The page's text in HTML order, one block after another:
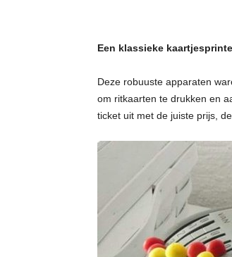
Een klassieke
Deze robuuste apparaten
om ritkaarten te drukken en
ticket uit met de juiste prijs,